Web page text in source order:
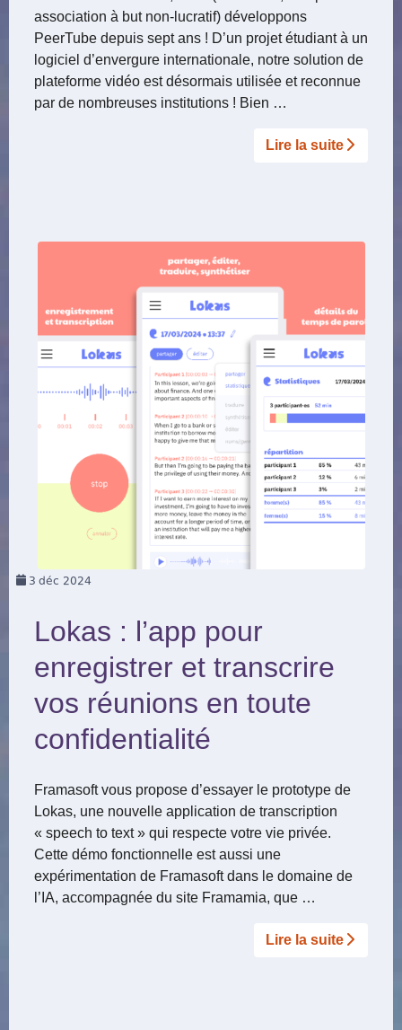
association à but non-lucratif) développons
PeerTube depuis sept ans ! D’un projet étudiant à un
logiciel d’envergure internationale, notre solution de
plateforme vidéo est désormais utilisée et reconnue
par de nombreuses institutions ! Bien …
Lire la suite­­
3 déc 2024
Lokas : l’app pour
enregistrer et transcrire
vos réunions en toute
confidentialité
Framasoft vous propose d’essayer le prototype de
Lokas, une nouvelle application de transcription
« speech to text » qui respecte votre vie privée.
Cette démo fonctionnelle est aussi une
expérimentation de Framasoft dans le domaine de
l’IA, accompagnée du site Framamia, que …
Lire la suite­­